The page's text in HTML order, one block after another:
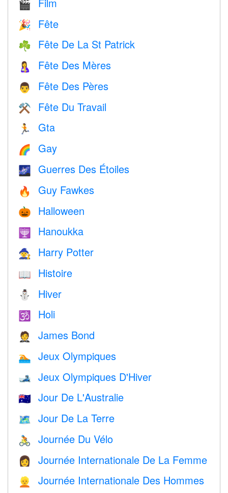
🎬
🎉 Fête
☘️ Fête De La St Patrick
🤱 Fête Des Mères
👨 Fête Des Pères
⚒️ Fête Du Travail
🏃 Gta
🌈 Gay
🌌 Guerres Des Étoiles
🔥 Guy Fawkes
🎃 Halloween
🕎 Hanoukka
🧙 Harry Potter
📖 Histoire
⛄ Hiver
🕉 Holi
🤵 James Bond
🏊 Jeux Olympiques
🎿 Jeux Olympiques D'Hiver
🇦🇺 Jour De L'Australie
🗺️ Jour De La Terre
🚴 Journée Du Vélo
👩 Journée Internationale De La Femme
👱 Journée Internationale Des Hommes